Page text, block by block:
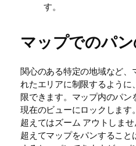
す。
マップでのパ
関心のある特定の地域など、
れたエリアに制限するように
限できます。マップ内のパ
現在のビューにロックします
超えてはズーム アウトしま
超えてマップをパンするこ